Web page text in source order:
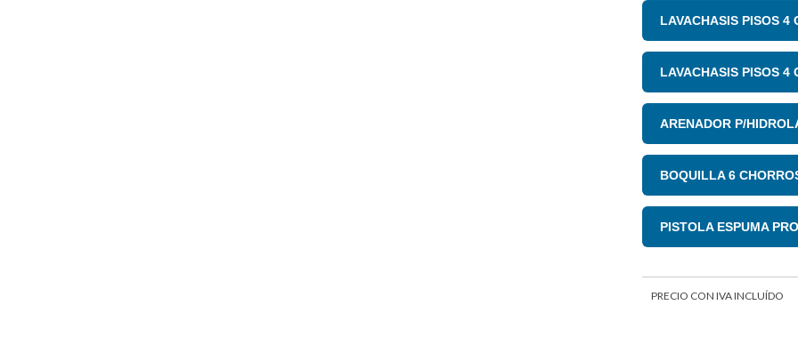
LAVACHASIS PISOS 4
LAVACHASIS PISOS 4
ARENADOR P/
BOQUILLA 6
PISTOLA ESPUMA
PRECIO CON IVA INCLUÍDO